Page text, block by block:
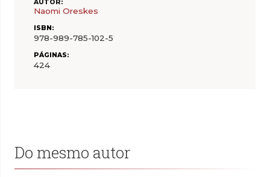
AUTOR:
Naomi Oreskes
ISBN:
978-989-785-102-5
PÁGINAS:
424
Do mesmo autor